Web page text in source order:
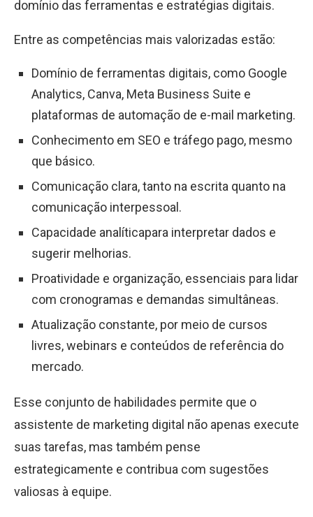
domínio das ferramentas e estratégias digitais.
Entre as competências mais valorizadas estão:
Domínio de ferramentas digitais, como Google
Analytics, Canva, Meta Business Suite e
plataformas de automação de e-mail marketing.
Conhecimento em SEO e tráfego pago, mesmo
que básico.
Comunicação clara, tanto na escrita quanto na
comunicação interpessoal.
Capacidade analíticapara interpretar dados e
sugerir melhorias.
Proatividade e organização, essenciais para lidar
com cronogramas e demandas simultâneas.
Atualização constante, por meio de cursos
livres, webinars e conteúdos de referência do
mercado.
Esse conjunto de habilidades permite que o
assistente de marketing digital não apenas execute
suas tarefas, mas também pense
estrategicamente e contribua com sugestões
valiosas à equipe.